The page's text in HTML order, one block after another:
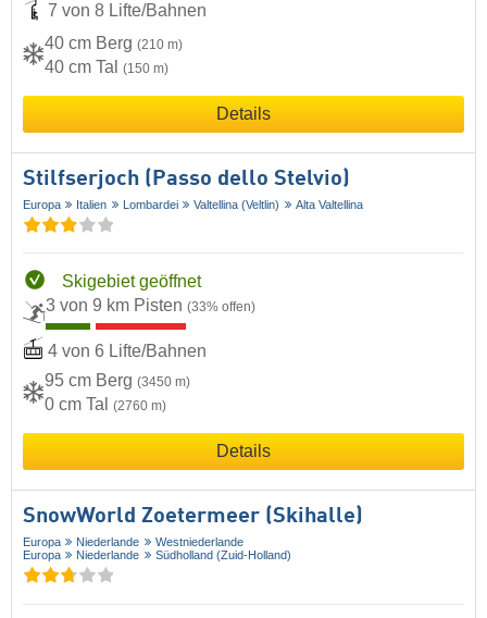
7 von 8 Lifte/Bahnen
40 cm Berg (210 m)
40 cm Tal (150 m)
Details
Stilfserjoch (Passo dello Stelvio)
Europa Italien Lombardei Valtellina (Veltlin) Alta Valtellina
Skigebiet geöffnet
3 von 9 km Pisten (33% offen)
4 von 6 Lifte/Bahnen
95 cm Berg (3450 m)
0 cm Tal (2760 m)
Details
SnowWorld Zoetermeer (Skihalle)
Europa Niederlande
Westniederlande
Europa
Niederlande Südholland (Zuid-Holland)